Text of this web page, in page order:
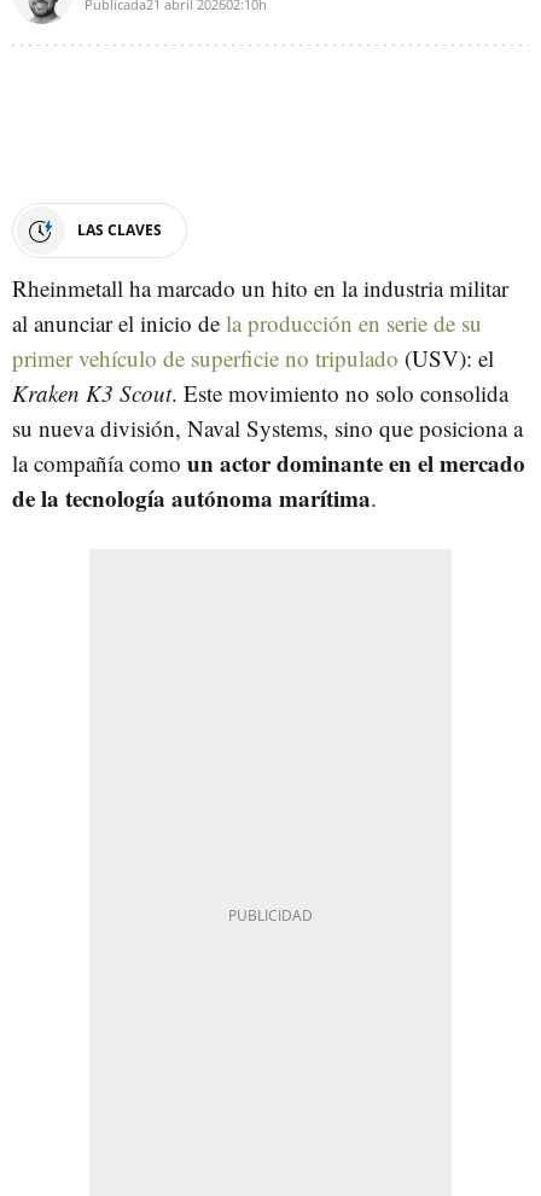
Publicada21 abril 202602:10h
LAS CLAVES
Rheinmetall ha marcado un hito en la industria militar
al anunciar el inicio de la producción en serie de su
primer vehículo de superficie no tripulado (USV): el
Kraken K3 Scout. Este movimiento no solo consolida
su nueva división, Naval Systems, sino que posiciona a
la compañía como un actor dominante en el mercado
de la tecnología autónoma marítima.